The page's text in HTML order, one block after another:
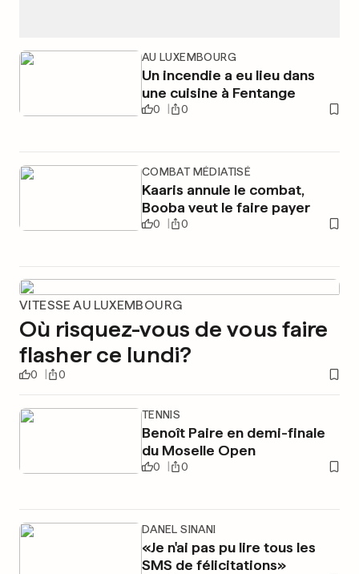
AU LUXEMBOURG
Un incendie a eu lieu dans
une cuisine à Fentange
0 0
COMBAT MÉDIATISÉ
Kaaris annule le combat,
Booba veut le faire payer
0 0
VITESSE AU LUXEMBOURG
Où risquez-vous de vous faire
flasher ce lundi?
0 0
TENNIS
Benoît Paire en demi-finale
du Moselle Open
0 0
DANEL SINANI
«Je n'ai pas pu lire tous les
SMS de félicitations»